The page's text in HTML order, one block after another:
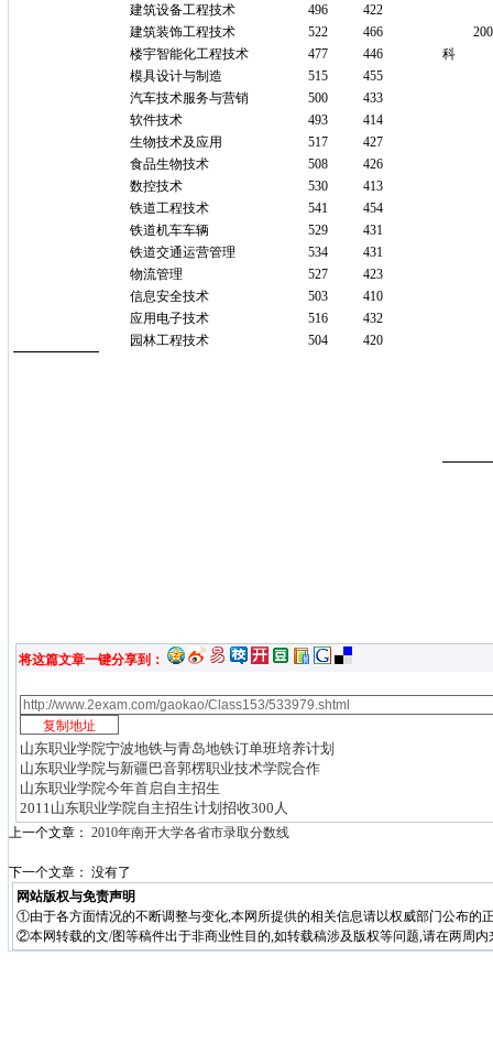
科
建筑设备工程技术 496
422
建筑装饰工程技术
522
466
楼宇智能化工程技术
477
446
模具设计与制造
515
455
汽车技术服务与营销
500
433
软件技术
493
414
生物技术及应用
517
427
食品生物技术
508
426
数控技术
530
413
铁道工程技术
541
454
铁道机车车辆
529
431
铁道交通运营管理
534
431
物流管理
527
423
信息安全技术
503
410
应用电子技术
516
432
园林工程技术
504 420
将这篇文章一键分享到：
山东职业学院宁波地铁与青岛地铁订单班培养计划
山东职业学院与新疆巴音郭楞职业技术学院合作
山东职业学院今年首启自主招生
2011山东职业学院自主招生计划招收300人
上一个文章： 2010年南开大学各省市录取分数线
下一个文章： 没有了
网站版权与免责声明
①由于各方面情况的不断调整与变化,本网所提供的相关信息请以权威部门公布的
②本网转载的文/图等稿件出于非商业性目的,如转载稿涉及版权等问题,请在两周内